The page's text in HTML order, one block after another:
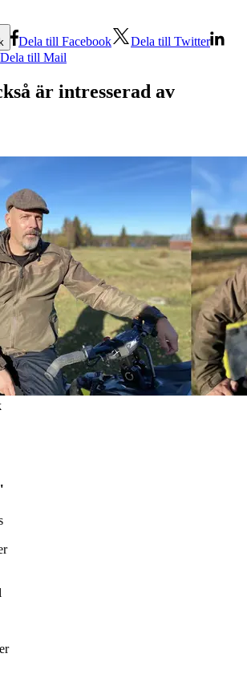
Dela till Facebook
Dela till Twitter
Dela till Mail
är intresserad av